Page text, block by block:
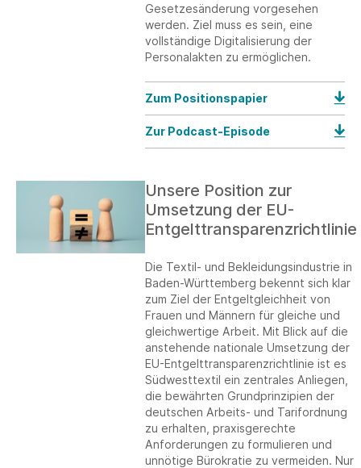
Gesetzesänderung vorgesehen
werden. Ziel muss es sein, eine
vollständige Digitalisierung der
Personalakten zu ermöglichen.
Zum Positionspapier
Zur Podcast-Episode
Unsere Position zur
Umsetzung der EU-
Entgelttransparenzrichtlinie
Die Textil- und Bekleidungsindustrie in
Baden-Württemberg bekennt sich klar
zum Ziel der Entgeltgleichheit von
Frauen und Männern für gleiche und
gleichwertige Arbeit. Mit Blick auf die
anstehende nationale Umsetzung der
EU-Entgelttransparenzrichtlinie ist es
Südwesttextil ein zentrales Anliegen,
die bewährten Grundprinzipien der
deutschen Arbeits- und Tarifordnung
zu erhalten, praxisgerechte
Anforderungen zu formulieren und
unnötige Bürokratie zu vermeiden. Nur